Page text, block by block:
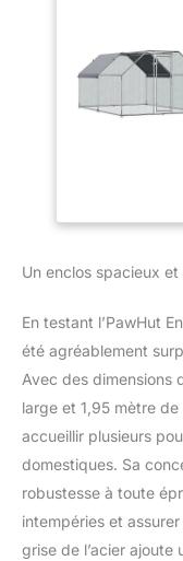
Un enclos spacieux
En testant l’PawHut
été agréablement
Avec des dimensions
large et 1,95 mètre
accueillir plusieurs
domestiques. Sa
robustesse à toute
intempéries et
grise de l’acier ajoute